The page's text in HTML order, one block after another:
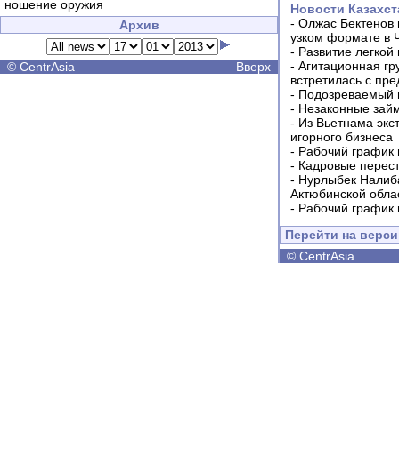
ношение оружия
Архив
© CentrAsia Вверх
Новости
- Олжас Бектенов
узком формате в
- Развитие
- Агитационная
встретилась с
- Подозреваемый
- Незаконные
- Из Вьетнама
игорного бизнеса
- Рабочий график
- Кадровые
- Нурлыбек
Актюбинской
- Рабочий график
Перейти на
© CentrAsia